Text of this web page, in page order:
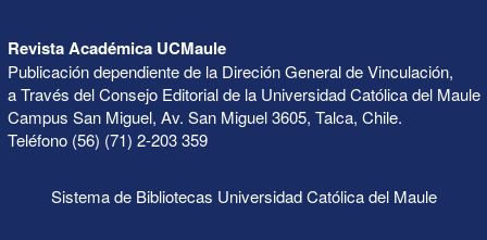
Revista Académica UCMaule
Publicación dependiente de la Direción General de Vinculación,
a Través del Consejo Editorial de la Universidad Católica del Maule
Campus San Miguel, Av. San Miguel 3605, Talca, Chile.
Teléfono (56) (71) 2-203 359
Sistema de Bibliotecas Universidad Católica del Maule